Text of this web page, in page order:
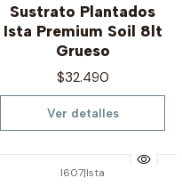
Sustrato Plantados
Ista Premium Soil 8lt
Grueso
$32.490
Ver detalles
I607|Ista